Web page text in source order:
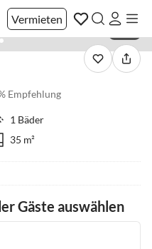
Vermieten
Empfehlung
1 Bäder
35 m²
Gäste auswählen